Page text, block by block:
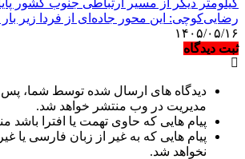
رضایی‌کوچی: این محور جاده‌ای از فردا زیر
۱۴۰۵/۰۵/۱۶
ثبت دیدگاه
دیدگاه های ارسال شده توسط شما، پس
مدیریت در وب منتشر خواهد شد.
پیام هایی که حاوی تهمت یا افترا باشد
پیام هایی که به غیر از زبان فارسی یا
نخواهد شد.